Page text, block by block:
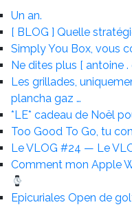
Un an.
[ BLOG ] Quelle
Simply You Box, vous
Ne dites plus [ antoine
Les grillades,
plancha gaz …
*LE* cadeau de Noël
Too Good To Go, tu
Le VLOG #24 — Le
Comment mon Apple
Epicuriales Open de